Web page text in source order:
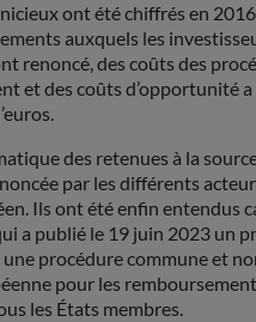
ont été chiffrés en
auxquels les
renoncé, des coûts des
et des coûts d’opportunité
des retenues à la
par les différents
Ils ont été enfin entendus
a publié le 19 juin 2023 un
procédure commune et
pour les
les États membres.